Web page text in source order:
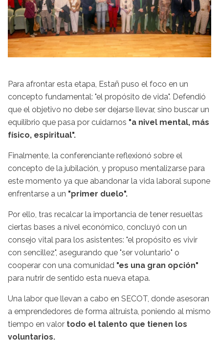
Para afrontar esta etapa, Estañ puso el foco en un
concepto fundamental: "el propósito de vida". Defendió
que el objetivo no debe ser dejarse llevar, sino buscar un
equilibrio que pasa por cuidarnos "a nivel mental, más
físico, espiritual".
Finalmente, la conferenciante reflexionó sobre el
concepto de la jubilación, y propuso mentalizarse para
este momento ya que abandonar la vida laboral supone
enfrentarse a un "primer duelo".
Por ello, tras recalcar la importancia de tener resueltas
ciertas bases a nivel económico, concluyó con un
consejo vital para los asistentes: "el propósito es vivir
con sencillez", asegurando que "ser voluntario" o
cooperar con una comunidad "es una gran opción"
para nutrir de sentido esta nueva etapa.
Una labor que llevan a cabo en SECOT, donde asesoran
a emprendedores de forma altruista, poniendo al mismo
tiempo en valor todo el talento que tienen los
voluntarios.